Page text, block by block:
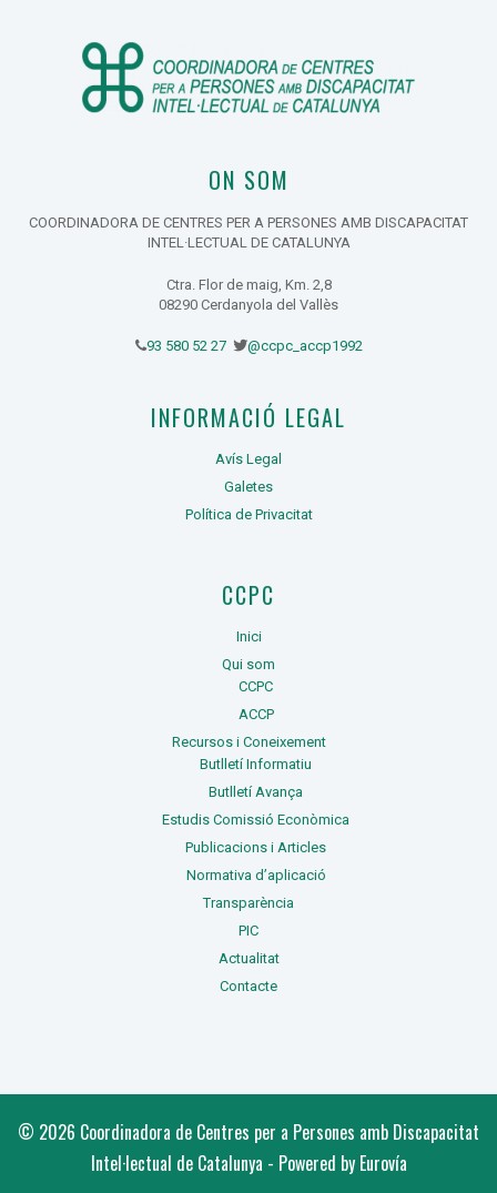
ON SOM
COORDINADORA DE CENTRES PER A PERSONES AMB DISCAPACITAT
INTEL·LECTUAL DE CATALUNYA
Ctra. Flor de maig, Km. 2,8
08290 Cerdanyola del Vallès
93 580 52 27 @ccpc_accp1992
INFORMACIÓ LEGAL
Avís Legal
Galetes
Política de Privacitat
CCPC
Inici
Qui som
CCPC
ACCP
Recursos i Coneixement
Butlletí Informatiu
Butlletí Avança
Estudis Comissió Econòmica
Publicacions i Articles
Normativa d’aplicació
Transparència
PIC
Actualitat
Contacte
© 2026 Coordinadora de Centres per a Persones amb Discapacitat
Intel·lectual de Catalunya - Powered by Eurovía